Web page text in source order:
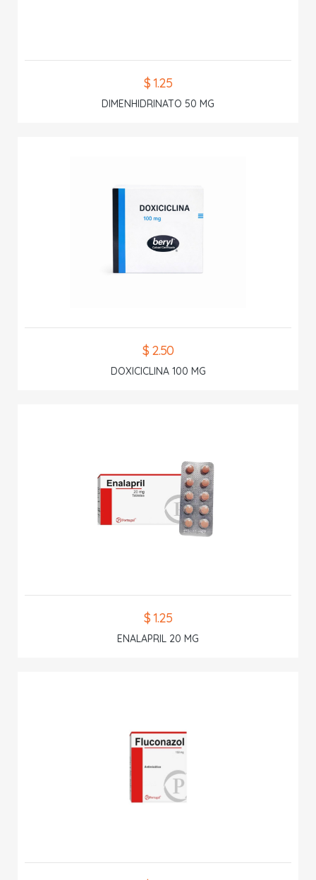
$ 1.25
DIMENHIDRINATO 50 MG
$ 2.50
DOXICICLINA 100 MG
$ 1.25
ENALAPRIL 20 MG